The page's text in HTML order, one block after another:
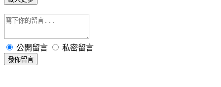
公開留言 私密留言
發佈留言